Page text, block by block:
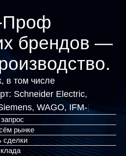
Проф
брендов —
в том числе
Schneider Electric,
|
рынке
сделки